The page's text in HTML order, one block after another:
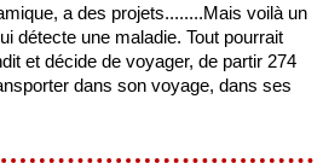
a des projets........Mais voilà un
détecte une maladie. Tout pourrait
et décide de voyager, de partir 274
dans son voyage, dans ses